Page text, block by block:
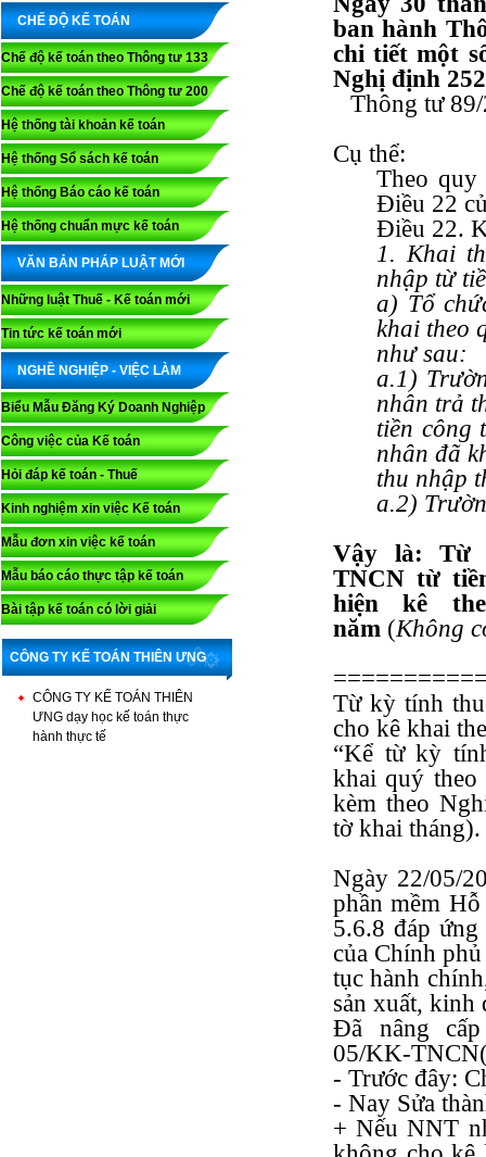
CHẾ ĐỘ KẾ TOÁN
Chế độ kế toán theo Thông tư 133
Chế độ kế toán theo Thông tư 200
Hệ thống tài khoản kế toán
Hệ thống Sổ sách kế toán
Hệ thống Báo cáo kế toán
Hệ thống chuẩn mực kế toán
VĂN BẢN PHÁP LUẬT MỚI
Những luật Thuế - Kế toán mới
Tin tức kế toán mới
NGHỀ NGHIỆP - VIỆC LÀM
Biểu Mẫu Đăng Ký Doanh Nghiệp
Công việc của Kế toán
Hỏi đáp kế toán - Thuế
Kinh nghiệm xin việc Kế toán
Mẫu đơn xin việc kế toán
Mẫu báo cáo thực tập kế toán
Bài tập kế toán có lời giải
CÔNG TY KẾ TOÁN THIÊN ƯNG
CÔNG TY KẾ TOÁN THIÊN
ƯNG dạy học kế toán thực
hành thực tế
ban hành
chi tiết một
Nghị định
Thông tư
Cụ thể:
Theo
Điều 22
Điều 22.
1. Khai
nhập từ
a) Tổ
khai theo
như sau:
a.1)
nhân trả
tiền công
nhân đã
thu nhập
a.2)
Vậy là: Từ
TNCN từ
hiện kê
năm (Không
Từ kỳ tính
cho kê khai
“Kể từ kỳ
khai quý
kèm theo
tờ khai tháng).
Ngày 22/05/
phần mềm
5.6.8 đáp
của Chính
tục hành
sản xuất, kinh
Đã nâng
05/KK-
- Trước đây:
- Nay Sửa
+ Nếu NNT